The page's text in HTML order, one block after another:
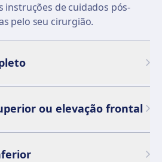
instruções de cuidados pós-
pelo seu cirurgião.
ou elevação frontal